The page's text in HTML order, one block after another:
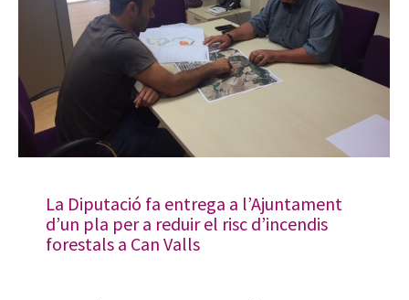
La Diputació fa entrega a l’Ajuntament
d’un pla per a reduir el risc d’incendis
forestals a Can Valls